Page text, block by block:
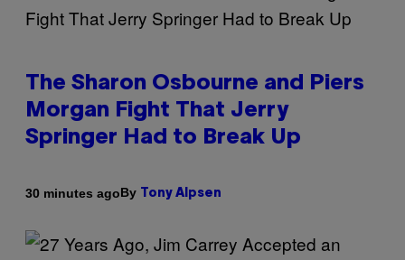
The Sharon Osbourne and Piers
Morgan Fight That Jerry
Springer Had to Break Up
30 minutes agoBy Tony Alpsen